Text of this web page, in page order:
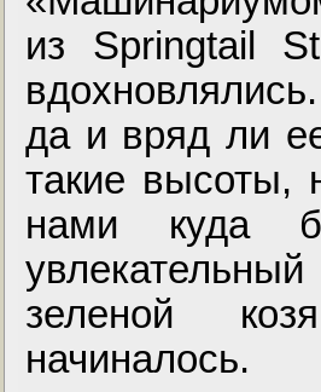
из Springtail
да и вряд ли
такие высоты,
нами куда
зеленой
начиналось.